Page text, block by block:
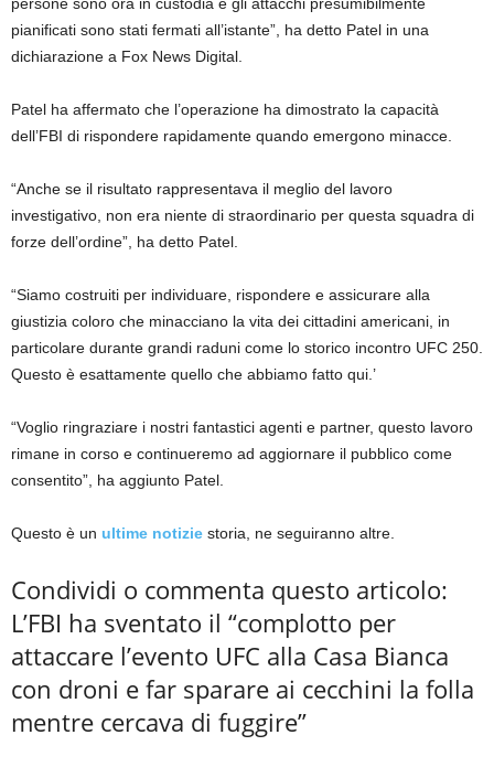
pianificati sono stati fermati all’istante”, ha detto Patel in una
dichiarazione a Fox News Digital.
Patel ha affermato che l’operazione ha dimostrato la capacità
dell’FBI di rispondere rapidamente quando emergono minacce.
“Anche se il risultato rappresentava il meglio del lavoro
investigativo, non era niente di straordinario per questa squadra di
forze dell’ordine”, ha detto Patel.
“Siamo costruiti per individuare, rispondere e assicurare alla
giustizia coloro che minacciano la vita dei cittadini americani, in
particolare durante grandi raduni come lo storico incontro UFC 250.
Questo è esattamente quello che abbiamo fatto qui.’
“Voglio ringraziare i nostri fantastici agenti e partner, questo lavoro
rimane in corso e continueremo ad aggiornare il pubblico come
consentito”, ha aggiunto Patel.
Questo è un ultime notizie storia, ne seguiranno altre.
Condividi o commenta questo articolo:
L’FBI ha sventato il “complotto per
attaccare l’evento UFC alla Casa Bianca
con droni e far sparare ai cecchini la folla
mentre cercava di fuggire”